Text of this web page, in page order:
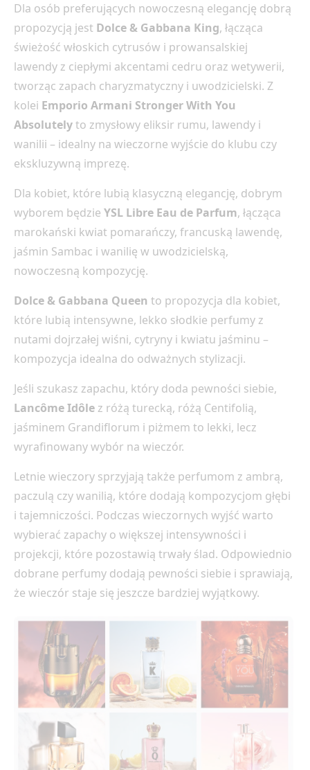
Dla osób preferujących nowoczesną elegancję dobrą
propozycją jest Dolce & Gabbana King, łącząca
świeżość włoskich cytrusów i prowansalskiej
lawendy z ciepłymi akcentami cedru oraz wetywerii,
tworząc zapach charyzmatyczny i uwodzicielski. Z
kolei Emporio Armani Stronger With You
Absolutelyto zmysłowy eliksir rumu, lawendy i
wanilii – idealny na wieczorne wyjście do klubu czy
ekskluzywną imprezę.
Dla kobiet, które lubią klasyczną elegancję, dobrym
wyborem będzie YSL Libre Eau de Parfum, łącząca
marokański kwiat pomarańczy, francuską lawendę,
jaśmin Sambac i wanilię w uwodzicielską,
nowoczesną kompozycję.
Dolce & Gabbana Queen to propozycja dla kobiet,
które lubią intensywne, lekko słodkie perfumy z
nutami dojrzałej wiśni, cytryny i kwiatu jaśminu –
kompozycja idealna do odważnych stylizacji.
Jeśli szukasz zapachu, który doda pewności siebie,
Lancôme Idôle z różą turecką, różą Centifolią,
jaśminem Grandiflorum i piżmem to lekki, lecz
wyrafinowany wybór na wieczór.
Letnie wieczory sprzyjają także perfumom z ambrą,
paczulą czy wanilią, które dodają kompozycjom głębi
i tajemniczości. Podczas wieczornych wyjść warto
wybierać zapachy o większej intensywności i
projekcji, które pozostawią trwały ślad. Odpowiednio
dobrane perfumy dodają pewności siebie i sprawiają,
że wieczór staje się jeszcze bardziej wyjątkowy.